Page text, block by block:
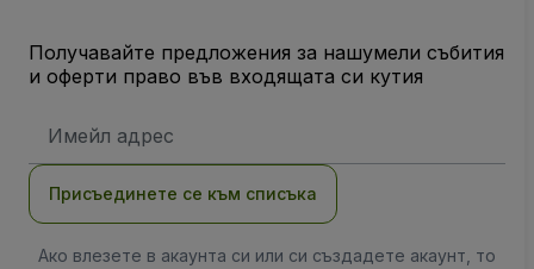
Получавайте предложения за нашумели събития
и оферти право във входящата си кутия
адрес
Присъединете се към списъка
Ако влезете в акаунта си или си създадете акаунт, то